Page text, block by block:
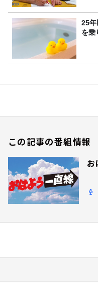
25年
を乗
この記事の番組情報